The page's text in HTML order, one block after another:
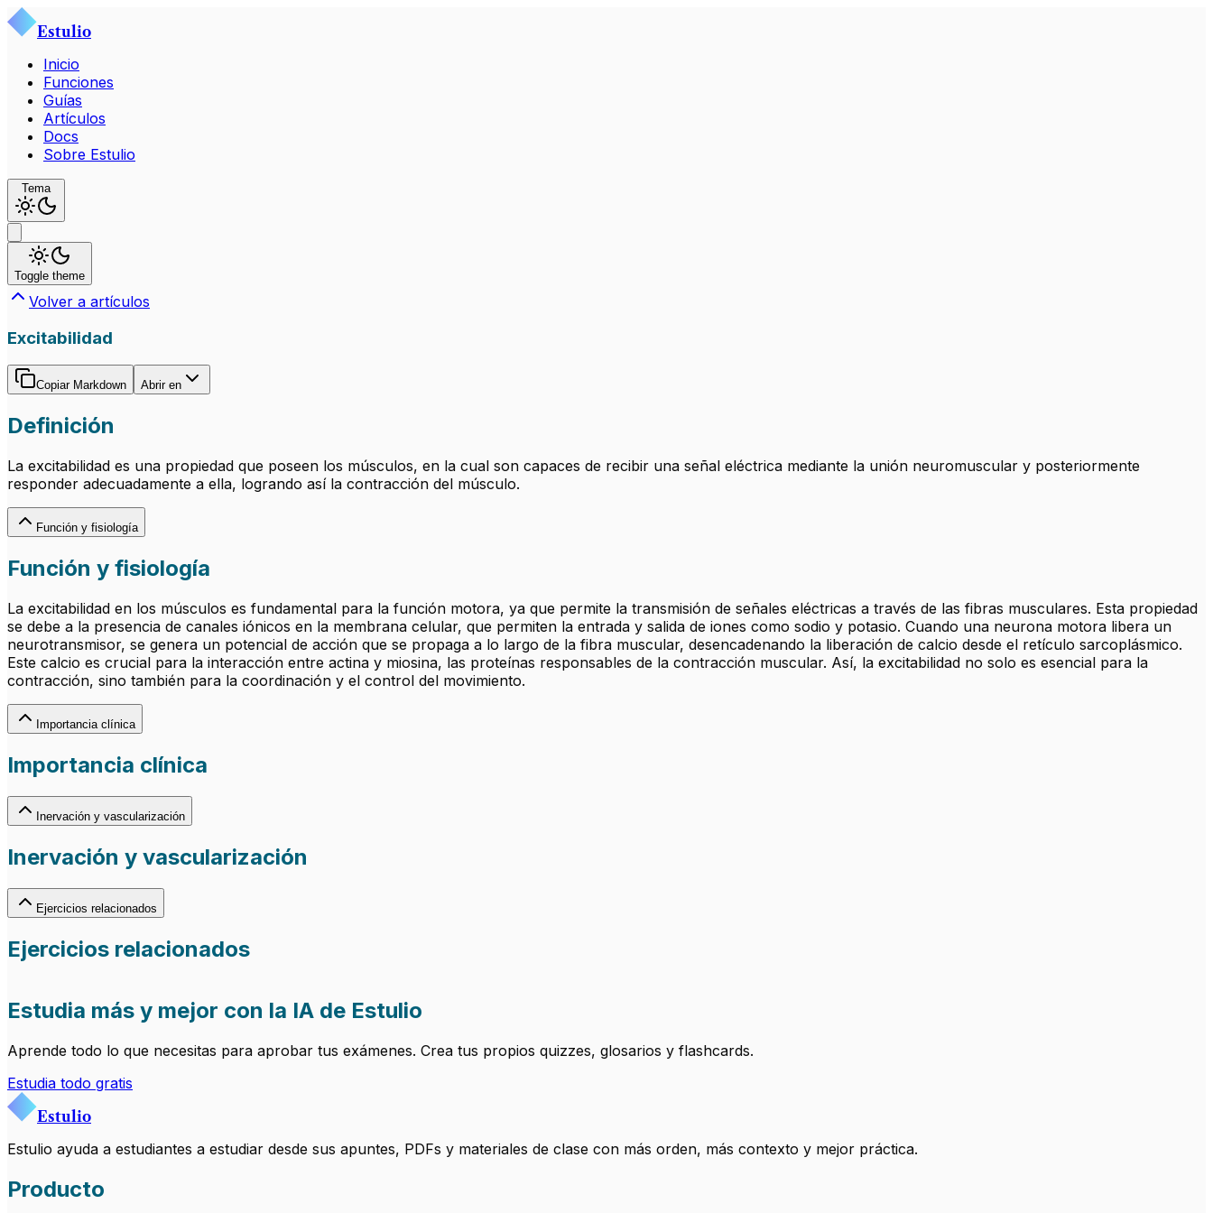
Estulio
Inicio
Funciones
Guías
Artículos
Docs
Sobre Estulio
Tema
Toggle theme
Volver a artículos
Excitabilidad
Copiar Markdown Abrir en
Definición
La excitabilidad es una propiedad que poseen los músculos, en la cual son capaces de recibir una señal eléctrica mediante la unión neuromuscular y posteriormente
responder adecuadamente a ella, logrando así la contracción del músculo.
Función y fisiología
Función y fisiología
La excitabilidad en los músculos es fundamental para la función motora, ya que permite la transmisión de señales eléctricas a través de las fibras musculares. Esta propiedad
se debe a la presencia de canales iónicos en la membrana celular, que permiten la entrada y salida de iones como sodio y potasio. Cuando una neurona motora libera un
neurotransmisor, se genera un potencial de acción que se propaga a lo largo de la fibra muscular, desencadenando la liberación de calcio desde el retículo sarcoplásmico.
Este calcio es crucial para la interacción entre actina y miosina, las proteínas responsables de la contracción muscular. Así, la excitabilidad no solo es esencial para la
contracción, sino también para la coordinación y el control del movimiento.
Importancia clínica
Importancia clínica
Inervación y vascularización
Inervación y vascularización
Ejercicios relacionados
Ejercicios relacionados
Estudia más y mejor con la IA de Estulio
Aprende todo lo que necesitas para aprobar tus exámenes. Crea tus propios quizzes, glosarios y flashcards.
Estudia todo gratis
Estulio
Estulio ayuda a estudiantes a estudiar desde sus apuntes, PDFs y materiales de clase con más orden, más contexto y mejor práctica.
Producto